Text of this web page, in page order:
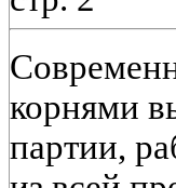
корнями
партии,